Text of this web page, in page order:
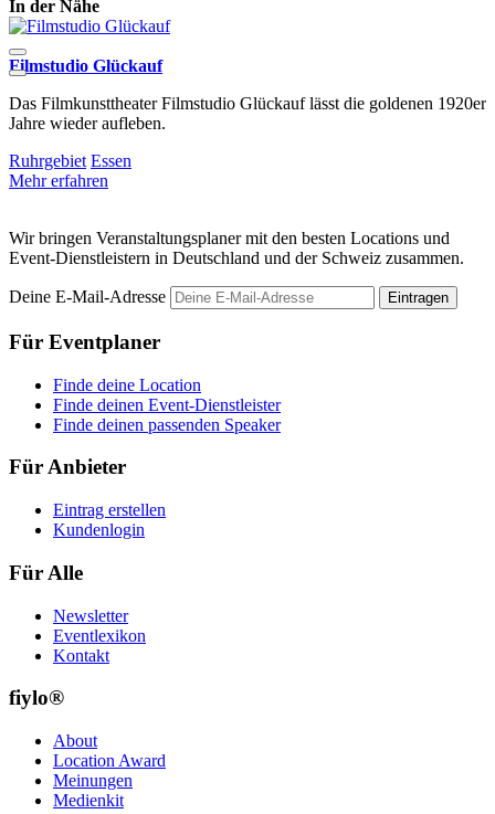
In der Nähe
Filmstudio Glückauf
Das Filmkunsttheater Filmstudio Glückauf lässt die goldenen 1920er
Jahre wieder aufleben.
Ruhrgebiet Essen
Mehr erfahren
Wir bringen Veranstaltungsplaner mit den besten Locations und
Event-Dienstleistern in Deutschland und der Schweiz zusammen.
Deine E-Mail-Adresse Eintragen
Für Eventplaner
Finde deine Location
Finde deinen Event-Dienstleister
Finde deinen passenden Speaker
Für Anbieter
Eintrag erstellen
Kundenlogin
Für Alle
Newsletter
Eventlexikon
Kontakt
fiylo®
About
Location Award
Meinungen
Medienkit